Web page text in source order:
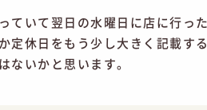
ていて翌日の水曜日に店に行っ
定休日をもう少し大きく記載す
ないかと思います。